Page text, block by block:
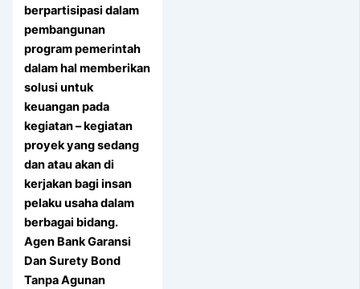
berpartisipasi dalam
pembangunan
program pemerintah
dalam hal memberikan
solusi untuk
keuangan pada
kegiatan – kegiatan
proyek yang sedang
dan atau akan di
kerjakan bagi insan
pelaku usaha dalam
berbagai bidang.
Agen Bank Garansi
Dan Surety Bond
Tanpa Agunan